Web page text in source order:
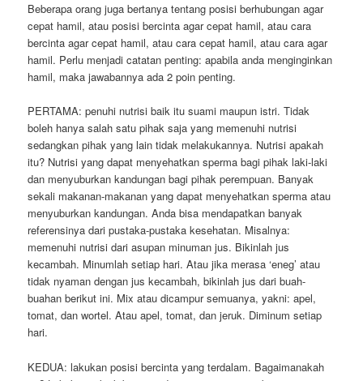
Beberapa orang juga bertanya tentang posisi berhubungan agar
cepat hamil, atau posisi bercinta agar cepat hamil, atau cara
bercinta agar cepat hamil, atau cara cepat hamil, atau cara agar
hamil. Perlu menjadi catatan penting: apabila anda menginginkan
hamil, maka jawabannya ada 2 poin penting.
PERTAMA: penuhi nutrisi baik itu suami maupun istri. Tidak
boleh hanya salah satu pihak saja yang memenuhi nutrisi
sedangkan pihak yang lain tidak melakukannya. Nutrisi apakah
itu? Nutrisi yang dapat menyehatkan sperma bagi pihak laki-laki
dan menyuburkan kandungan bagi pihak perempuan. Banyak
sekali makanan-makanan yang dapat menyehatkan sperma atau
menyuburkan kandungan. Anda bisa mendapatkan banyak
referensinya dari pustaka-pustaka kesehatan. Misalnya:
memenuhi nutrisi dari asupan minuman jus. Bikinlah jus
kecambah. Minumlah setiap hari. Atau jika merasa ‘eneg’ atau
tidak nyaman dengan jus kecambah, bikinlah jus dari buah-
buahan berikut ini. Mix atau dicampur semuanya, yakni: apel,
tomat, dan wortel. Atau apel, tomat, dan jeruk. Diminum setiap
hari.
KEDUA: lakukan posisi bercinta yang terdalam. Bagaimanakah